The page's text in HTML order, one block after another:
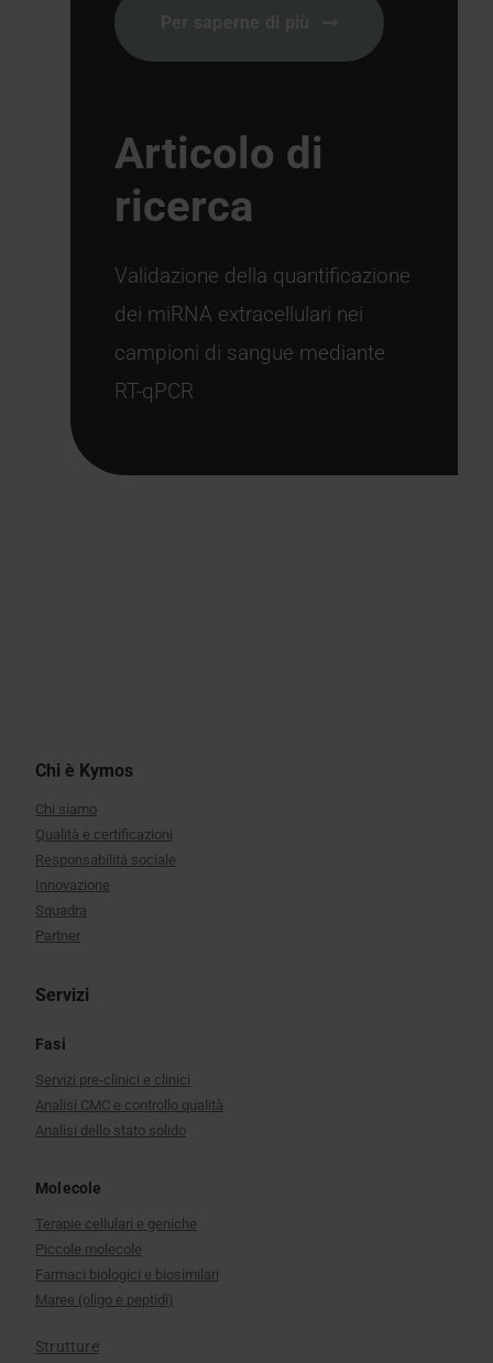
Articolo di
ricerca
Validazione della quantificazione
dei miRNA extracellulari nei
campioni di sangue mediante
RT-qPCR
Chi è Kymos
Chi siamo
Qualità e certificazioni
Responsabilità sociale
Innovazione
Squadra
Partner
Servizi
Fasi
Servizi pre-clinici e clinici
Analisi CMC e controllo qualità
Analisi dello stato solido
Molecole
Terapie cellulari e geniche
Piccole molecole
Farmaci biologici e biosimilari
Maree (oligo e peptidi)
Strutture